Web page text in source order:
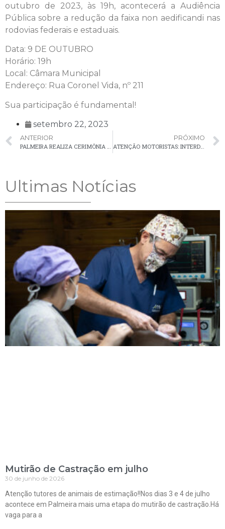
outubro de 2023, às 19h, acontecerá a Audiência
Pública sobre a redução da faixa non aedificandi nas
rodovias federais e estaduais.
Data: 9 DE OUTUBRO
Horário: 19h
Local: Câmara Municipal
Endereço: Rua Coronel Vida, nº 211
Sua participação é fundamental!
setembro 22, 2023
ANTERIOR
PALMEIRA REALIZA CERIMÔNIA DE FORMATURA DOS CURSOS TÉCNICOS PARA ACS E ACE DO PROJETO SAÚDE COM AGENTE
PRÓXIMO
ATENÇÃO MOTORISTAS: INTERDIÇÃO TEMPORÁRIA DE TRECHO DA AVENIDA DAS PALMEIRAS
Ultimas Notícias
Mutirão de Castração em julho
30 de junho de 2026
Atenção tutores de animais de estimação!!Nos dias 3 e 4 de julho
acontece em Palmeira mais uma etapa do mutirão de castração.Há
vaga para a